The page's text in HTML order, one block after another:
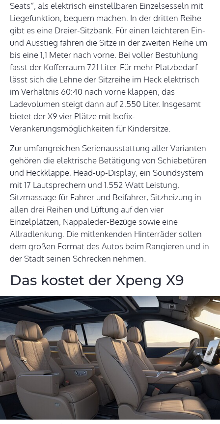
Seats“, als elektrisch einstellbaren Einzelsesseln mit
Liegefunktion, bequem machen. In der dritten Reihe
gibt es eine Dreier-Sitzbank. Für einen leichteren Ein-
und Ausstieg fahren die Sitze in der zweiten Reihe um
bis eine 1,1 Meter nach vorne. Bei voller Bestuhlung
fasst der Kofferraum 721 Liter. Für mehr Platzbedarf
lässt sich die Lehne der Sitzreihe im Heck elektrisch
im Verhältnis 60:40 nach vorne klappen, das
Ladevolumen steigt dann auf 2.550 Liter. Insgesamt
bietet der X9 vier Plätze mit Isofix-
Verankerungsmöglichkeiten für Kindersitze.
Zur umfangreichen Serienausstattung aller Varianten
gehören die elektrische Betätigung von Schiebetüren
und Heckklappe, Head-up-Display, ein Soundsystem
mit 17 Lautsprechern und 1.552 Watt Leistung,
Sitzmassage für Fahrer und Beifahrer, Sitzheizung in
allen drei Reihen und Lüftung auf den vier
Einzelplätzen, Nappaleder-Bezüge sowie eine
Allradlenkung. Die mitlenkenden Hinterräder sollen
dem großen Format des Autos beim Rangieren und in
der Stadt seinen Schrecken nehmen.
Das kostet der Xpeng X9